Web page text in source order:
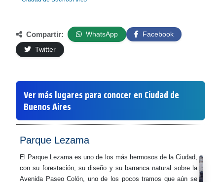
Compartir: WhatsApp
Facebook
Twitter
Ver más lugares para conocer en Ciudad de
Buenos Aires
Parque Lezama
El Parque Lezama es uno de los más hermosos de la Ciudad,
con su forestación, su diseño y su barranca natural sobre la
Avenida Paseo Colón, uno de los pocos tramos que aún se